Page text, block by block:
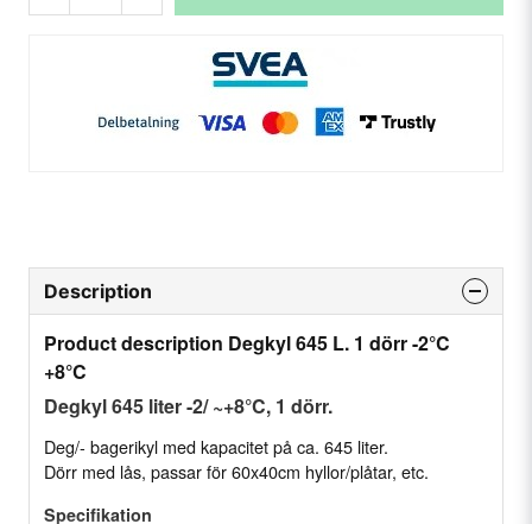
Description
Product description Degkyl 645 L. 1 dörr -2°C
+8°C
Degkyl 645 liter -2/ ~+8°C, 1 dörr.
Deg/- bagerikyl med kapacitet på ca. 645 liter.
Dörr med lås, passar för 60x40cm hyllor/plåtar, etc.
Specifikation